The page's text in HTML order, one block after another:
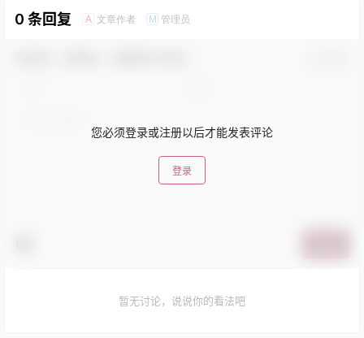
0 条回复 A 文章作者 M 管理员
您必须登录或注册以后才能发表评论
登录
暂无讨论，说说你的看法吧